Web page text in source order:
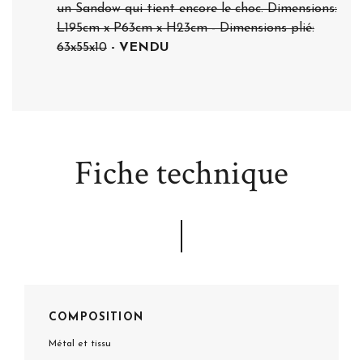
un Sandow qui tient encore le choc. Dimensions:
L195cm x P63cm x H23cm - Dimensions plié:
63x55x10 - VENDU
Fiche technique
COMPOSITION
Métal et tissu